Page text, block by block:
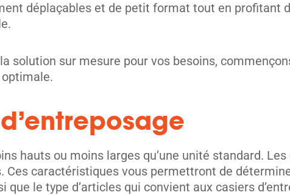
déplaçables et de petit format tout en profitant
solution sur mesure pour vos besoins,
hauts ou moins larges qu’une unité standard.
caractéristiques vous permettront de
le type d’articles qui convient aux casiers